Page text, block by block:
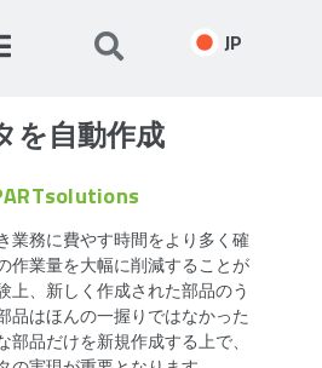
JP
を自動作成
業務に費やす時間をより多く確
作業量を大幅に削減することが
上、新しく作成された部品のう
品はほんの一握りではなかった
品だけを新規作成する上で、